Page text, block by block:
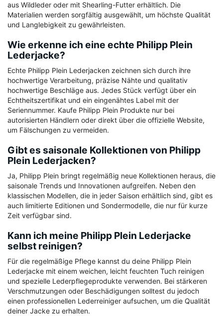
aus Wildleder oder mit Shearling-Futter erhältlich. Die
Materialien werden sorgfältig ausgewählt, um höchste Qualität
und Langlebigkeit zu gewährleisten.
Wie erkenne ich eine echte Philipp Plein
Lederjacke?
Echte Philipp Plein Lederjacken zeichnen sich durch ihre
hochwertige Verarbeitung, präzise Nähte und qualitativ
hochwertige Beschläge aus. Jedes Stück verfügt über ein
Echtheitszertifikat und ein eingenähtes Label mit der
Seriennummer. Kaufe Philipp Plein Produkte nur bei
autorisierten Händlern oder direkt über die offizielle Website,
um Fälschungen zu vermeiden.
Gibt es saisonale Kollektionen von Philipp
Plein Lederjacken?
Ja, Philipp Plein bringt regelmäßig neue Kollektionen heraus, die
saisonale Trends und Innovationen aufgreifen. Neben den
klassischen Modellen, die in jeder Saison erhältlich sind, gibt es
auch limitierte Editionen und Sondermodelle, die nur für kurze
Zeit verfügbar sind.
Kann ich meine Philipp Plein Lederjacke
selbst reinigen?
Für die regelmäßige Pflege kannst du deine Philipp Plein
Lederjacke mit einem weichen, leicht feuchten Tuch reinigen
und spezielle Lederpflegeprodukte verwenden. Bei stärkeren
Verschmutzungen oder Beschädigungen solltest du jedoch
einen professionellen Lederreiniger aufsuchen, um die Qualität
deiner Jacke zu erhalten.